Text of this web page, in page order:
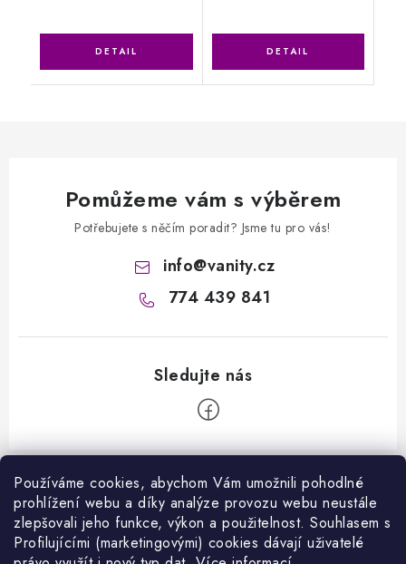
Používáme cookies, abychom Vám umožnili pohodlné
prohlížení webu a díky analýze provozu webu neustále
zlepšovali jeho funkce, výkon a použitelnost. Souhlasem s
Profilujícími (marketingovými) cookies dávají uživatelé
Pomůžeme vám s výběrem
Potřebujete s něčím poradit? Jsme tu pro vás!
info@vanity.cz
774 439 841
Z
Informace pro vás
Kontakty
Facebook